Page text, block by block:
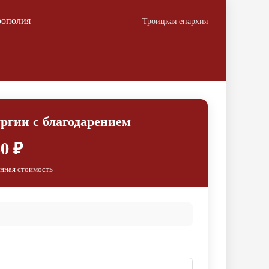
Троицкая епархия
с благодарением
₽
стоимость